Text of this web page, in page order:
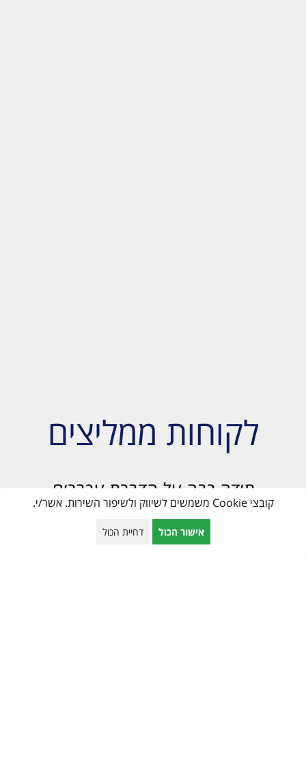
לקוחות ממליצים
תודה רבה על הדברת עכברים
במהירות.
קובצי Cookie משמשים לשיווק ולשיפור השירות. אשר/י.
אישור הכול דחיית הכול